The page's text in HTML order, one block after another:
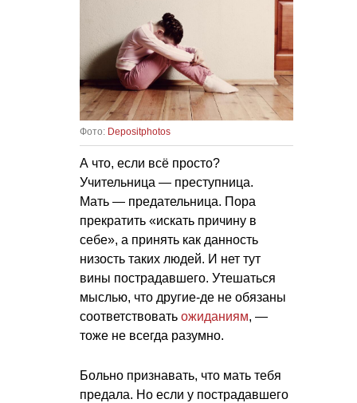
Фото: Depositphotos
А что, если всё просто?
Учительница — преступница.
Мать — предательница. Пора
прекратить «искать причину в
себе», а принять как данность
низость таких людей. И нет тут
вины пострадавшего. Утешаться
мыслью, что другие-де не обязаны
соответствовать ожиданиям, —
тоже не всегда разумно.
Больно признавать, что мать тебя
предала. Но если у пострадавшего